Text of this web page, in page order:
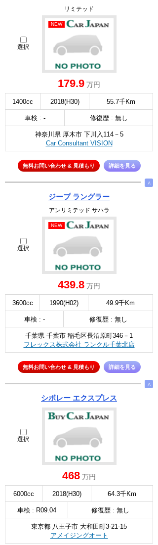
リミテッド
選択
NEW
179.9 万円
1400cc 2018(H30) 55.7千Km
車検 : - 修復歴 : 無し
神奈川県 厚木市 下川入114－5
Car Consultant VISION
無料お問い合わせ & 見積もり 詳細を見る
∧
ジープ ラングラー
アンリミテッド サハラ
選択
NEW
439.8 万円
3600cc 1990(H02) 49.9千Km
車検 : - 修復歴 : 無し
千葉県 千葉市 稲毛区長沼原町346－1
フレックス株式会社 ランクル千葉北店
無料お問い合わせ & 見積もり 詳細を見る
∧
シボレー エクスプレス
選択
468 万円
6000cc 2018(H30) 64.3千Km
車検 : R09.04 修復歴 : 無し
東京都 八王子市 大和田町3-21-15
アメイジングオート